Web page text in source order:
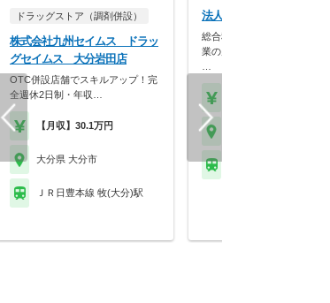
ドラッグストア（調剤併設）
株式会社九州セイムス ドラッ
グセイムス 大分岩田店
OTC併設店舗でスキルアップ！完
全週休2日制・年収…
【月収】30.1万円
大分県 大分市
ＪＲ日豊本線 牧(大分)駅
法人名非公開
総合科目を応需している365
業の店舗です。